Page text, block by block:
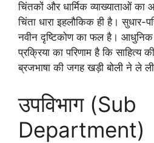
चिंतकों और धार्मिक व्याख्याताओं का
चिंता धारा इहलौकिक ही है। सुधार-
नवीन दृष्टिकोण का फल है। आधुनिक
प्रक्रिया का परिणाम है कि साहित्य
ब्रजभाषा की जगह खड़ी बोली ने ले
उपविभाग (Sub
Department)